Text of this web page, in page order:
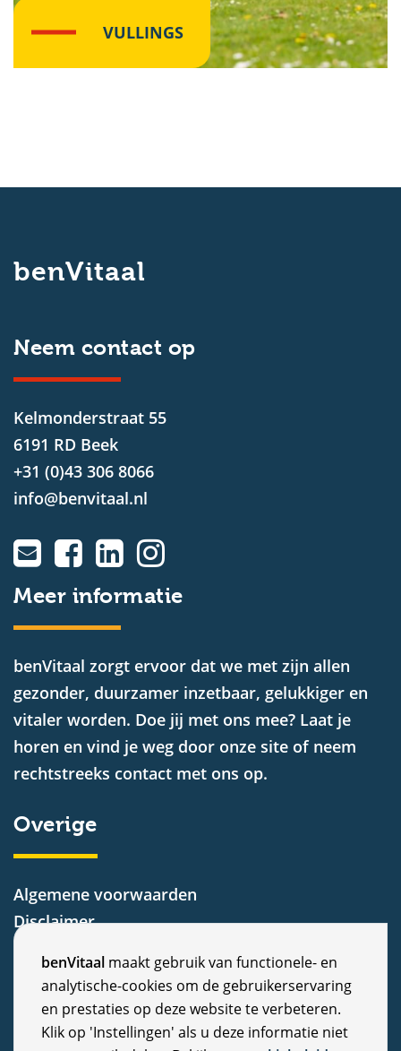
C
o
o
benVitaal maakt gebruik van functionele- en
analytische-cookies om de gebruikerservaring
en prestaties op deze website te verbeteren.
Klik op 'Instellingen' als u deze informatie niet
VULLINGS
benVitaal
Neem contact op
Kelmonderstraat 55
6191 RD Beek
+31 (0)43 306 8066
info@benvitaal.nl
Meer informatie
benVitaal zorgt ervoor dat we met zijn allen
gezonder, duurzamer inzetbaar, gelukkiger en
vitaler worden. Doe jij met ons mee? Laat je
horen en vind je weg door onze site of neem
rechtstreeks contact met ons op.
Overige
Algemene voorwaarden
Disclaimer
Cookiebeleid
Nieuws
Vacatures